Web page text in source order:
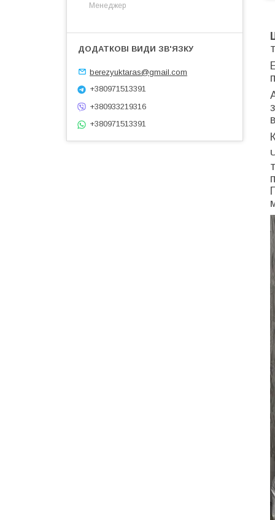
Менеджер
berezyuktaras@gmail.com
+380971513391
+380933219316
+380971513391